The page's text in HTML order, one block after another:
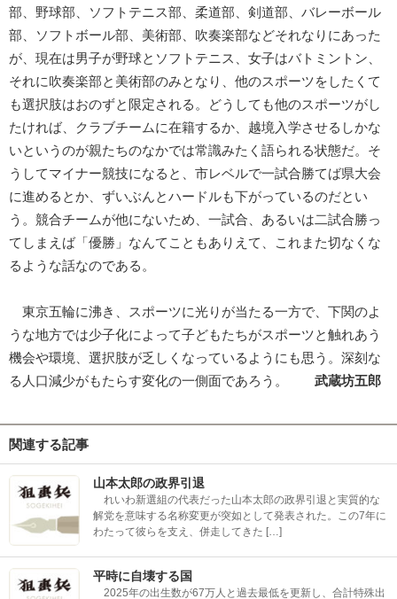
部、野球部、ソフトテニス部、柔道部、剣道部、バレーボール
部、ソフトボール部、美術部、吹奏楽部などそれなりにあった
が、現在は男子が野球とソフトテニス、女子はバトミントン、
それに吹奏楽部と美術部のみとなり、他のスポーツをしたくて
も選択肢はおのずと限定される。どうしても他のスポーツがし
たければ、クラブチームに在籍するか、越境入学させるしかな
いというのが親たちのなかでは常識みたく語られる状態だ。そ
うしてマイナー競技になると、市レベルで一試合勝てば県大会
に進めるとか、ずいぶんとハードルも下がっているのだとい
う。競合チームが他にないため、一試合、あるいは二試合勝っ
てしまえば「優勝」なんてこともありえて、これまた切なくな
るような話なのである。
東京五輪に沸き、スポーツに光りが当たる一方で、下関のよ
うな地方では少子化によって子どもたちがスポーツと触れあう
機会や環境、選択肢が乏しくなっているようにも思う。深刻な
る人口減少がもたらす変化の一側面であろう。 武蔵坊五郎
関連する記事
山本太郎の政界引退
れいわ新選組の代表だった山本太郎の政界引退と実質的な
解党を意味する名称変更が突如として発表された。この7年に
わたって彼らを支え、併走してきた […]
平時に自壊する国
2025年の出生数が67万人と過去最低を更新し、合計特殊出